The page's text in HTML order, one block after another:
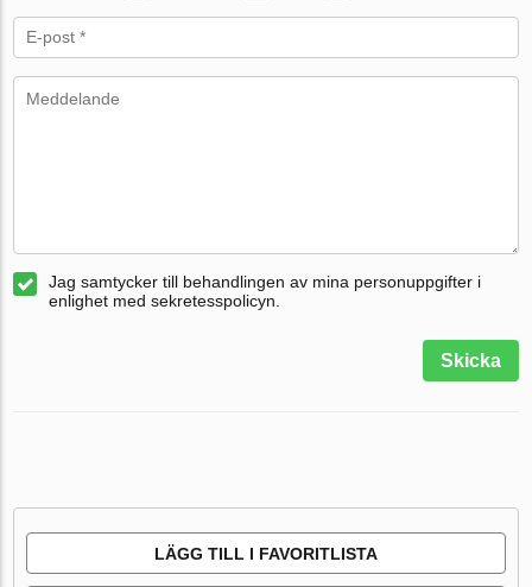
Jag samtycker till behandlingen av mina personuppgifter i
enlighet med sekretesspolicyn.
Skicka
LÄGG TILL I FAVORITLISTA